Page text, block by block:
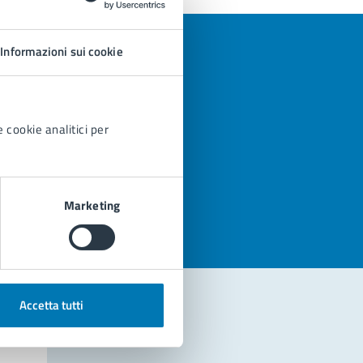
Informazioni sui cookie
cookie analitici per
Marketing
Accetta tutti